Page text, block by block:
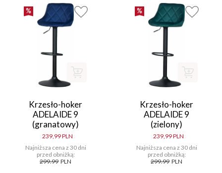
Krzesło-hoker
ADELAIDE 9
(granatowy)
239,99 PLN
Najniższa cena z 30 dni
przed obniżką:
299.99 PLN
Krzesło-hoker
ADELAIDE 9
(zielony)
239,99 PLN
Najniższa cena z 30 dni
przed obniżką:
299.99 PLN